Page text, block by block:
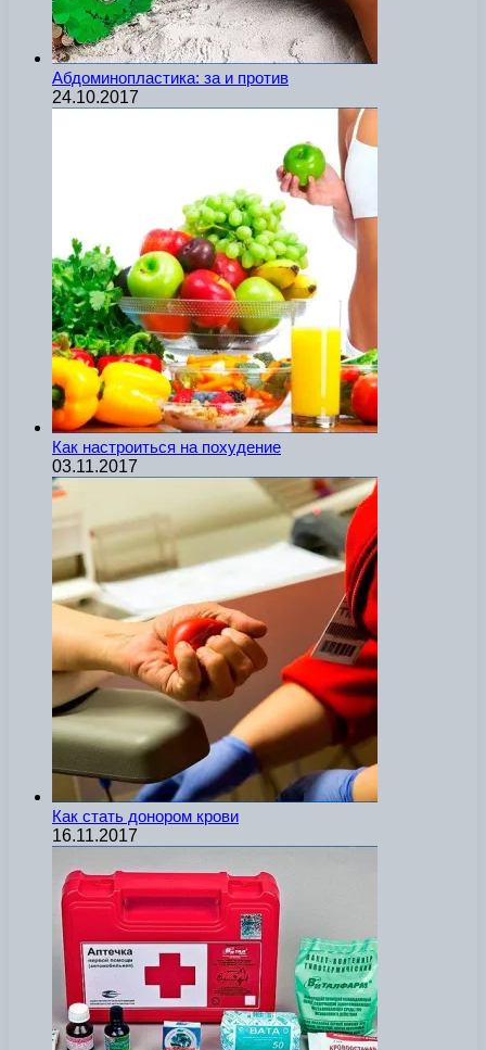
Абдоминопластика: за и против
24.10.2017
Как настроиться на похудение
03.11.2017
Как стать донором крови
16.11.2017